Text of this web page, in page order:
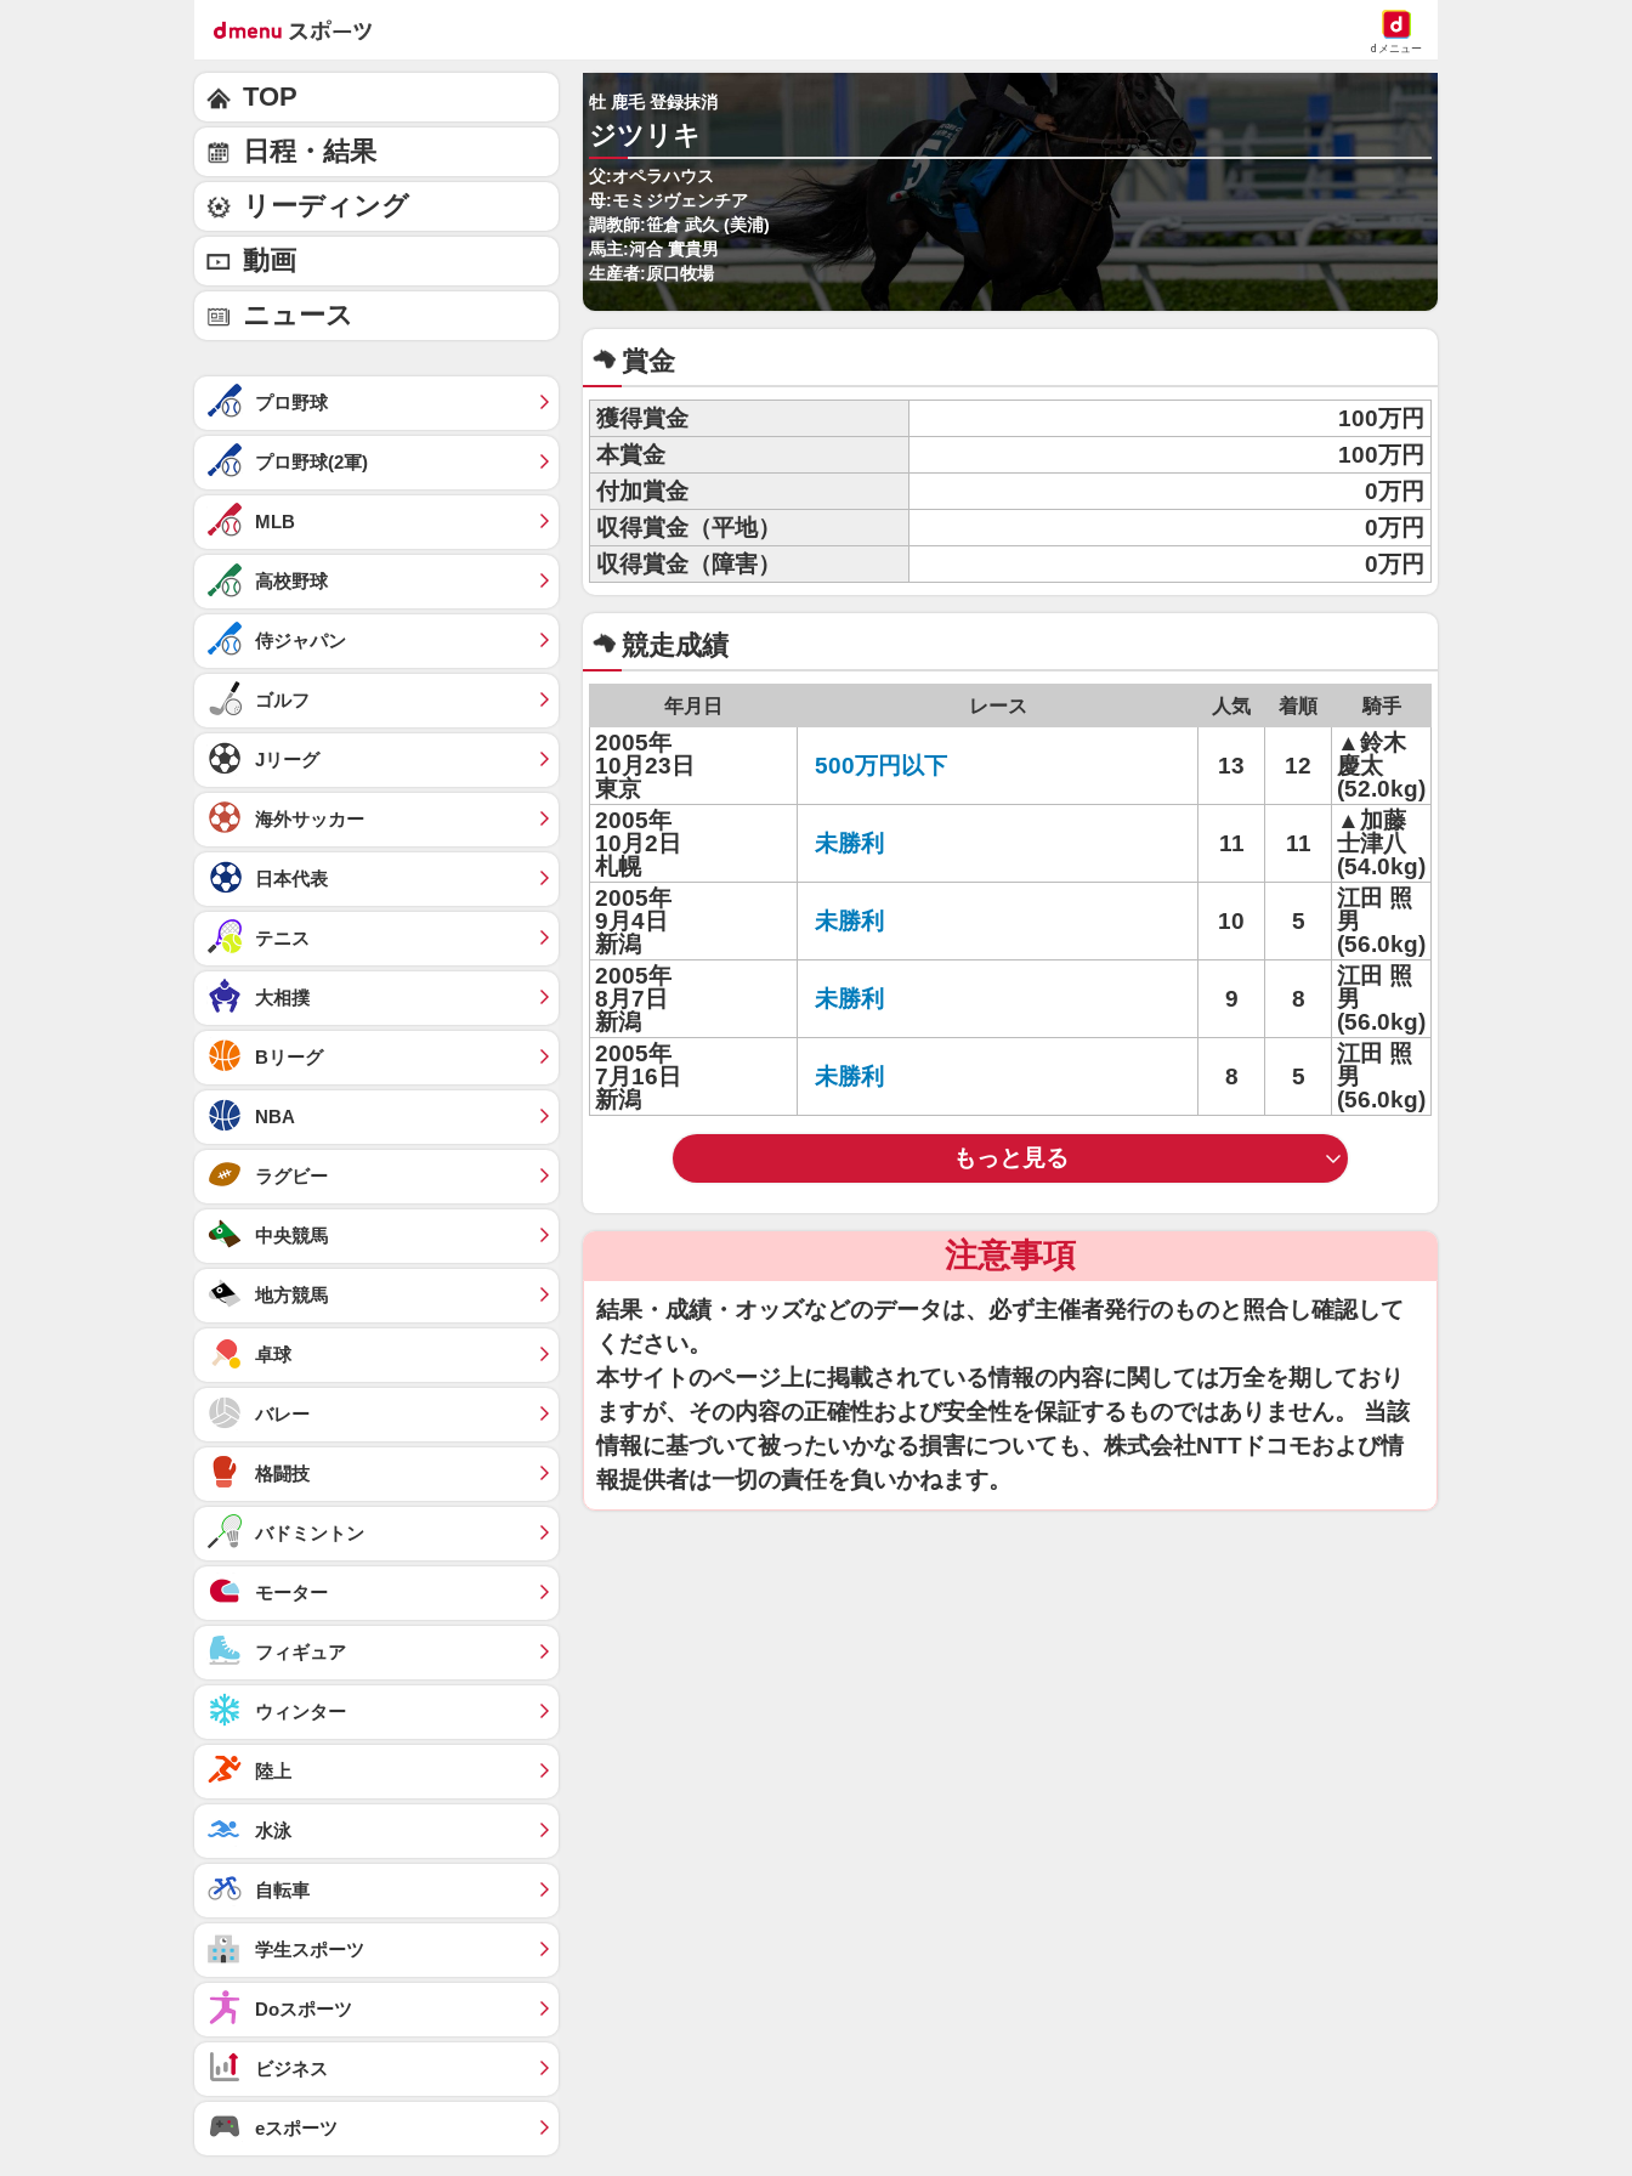
dメニュー
牡 鹿毛 登録抹消
ジツリキ
父:オペラハウス
母:モミジヴェンチア
調教師:笹倉 武久 (美浦)
馬主:河合 實貴男
生産者:原口牧場
賞金
獲得賞金
100万円
本賞金
100万円
付加賞金
0万円
収得賞金（平地）
0万円
収得賞金（障害）
0万円
競走成績
年月日 レース 人気 着順 騎手
2005年
10月23日
東京
500万円以下 13 12
▲鈴木
慶太
(52.0kg)
2005年
10月2日
札幌
未勝利 11 11
▲加藤
士津八
(54.0kg)
2005年
9月4日
新潟
未勝利 10 5
江田 照
男
(56.0kg)
2005年
8月7日
新潟
未勝利 9 8
江田 照
男
(56.0kg)
2005年
7月16日
新潟
未勝利 8 5
江田 照
男
(56.0kg)
もっと見る
注意事項
結果・成績・オッズなどのデータは、必ず主催者発行のものと照合し確認して
ください。
本サイトのページ上に掲載されている情報の内容に関しては万全を期しており
ますが、その内容の正確性および安全性を保証するものではありません。 当該
情報に基づいて被ったいかなる損害についても、株式会社NTTドコモおよび情
報提供者は一切の責任を負いかねます。
TOP
日程・結果
リーディング
動画
ニュース
プロ野球
プロ野球(2軍)
MLB
高校野球
侍ジャパン
ゴルフ
Jリーグ
海外サッカー
日本代表
テニス
大相撲
Bリーグ
NBA
ラグビー
中央競馬
地方競馬
卓球
バレー
格闘技
バドミントン
モーター
フィギュア
ウィンター
陸上
水泳
自転車
学生スポーツ
Doスポーツ
ビジネス
eスポーツ